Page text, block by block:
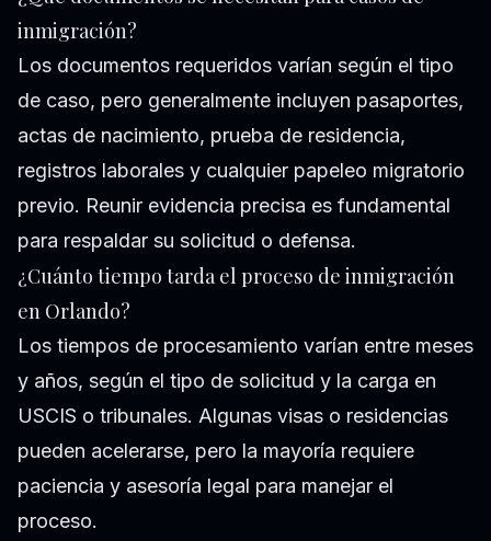
inmigración?
Los documentos requeridos varían según el tipo
de caso, pero generalmente incluyen pasaportes,
actas de nacimiento, prueba de residencia,
registros laborales y cualquier papeleo migratorio
previo. Reunir evidencia precisa es fundamental
para respaldar su solicitud o defensa.
¿Cuánto tiempo tarda el proceso de inmigración
en Orlando?
Los tiempos de procesamiento varían entre meses
y años, según el tipo de solicitud y la carga en
USCIS o tribunales. Algunas visas o residencias
pueden acelerarse, pero la mayoría requiere
paciencia y asesoría legal para manejar el
proceso.